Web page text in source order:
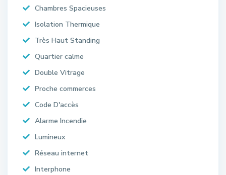
Chambres Spacieuses
Isolation Thermique
Très Haut Standing
Quartier calme
Double Vitrage
Proche commerces
Code D'accès
Alarme Incendie
Lumineux
Réseau internet
Interphone